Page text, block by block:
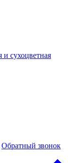
и сухоцветная
Обратный звонок